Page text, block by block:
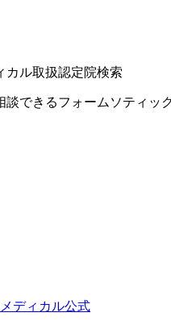
カル取扱認定院検索
できるフォームソティッ
ディカル公式